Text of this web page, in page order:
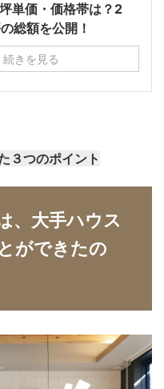
単価・価格帯は？2
総額を公開！
続きを見る
３つのポイント
、大手ハウス
ができたの